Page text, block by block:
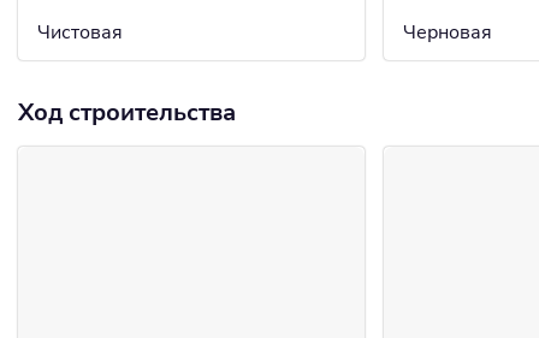
Чистовая Черновая
Ход строительства